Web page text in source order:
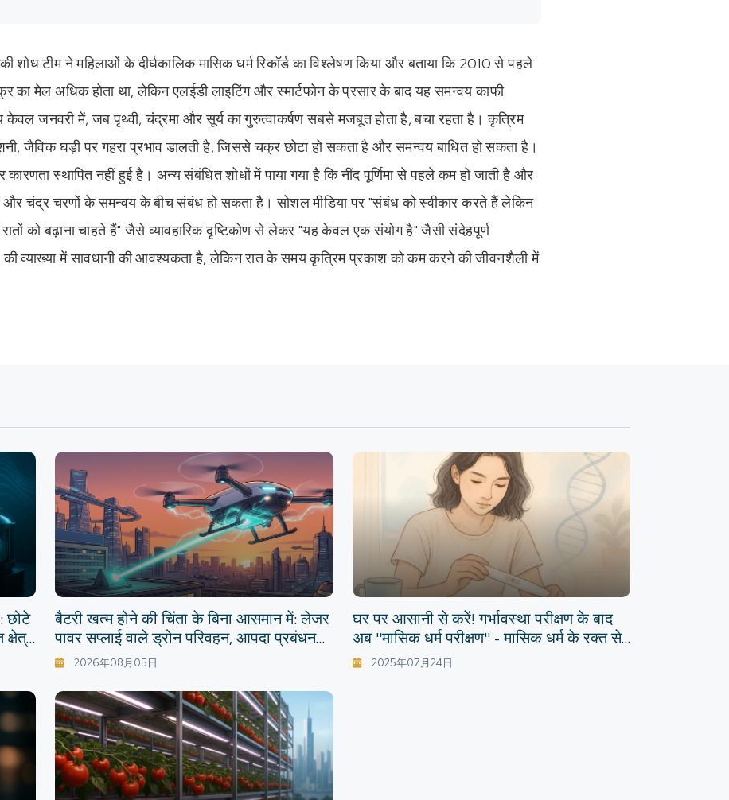
की शोध टीम ने महिलाओं के दीर्घकालिक मासिक धर्म रिकॉर्ड का विश्लेषण किया और बताया कि 2010 से पहले
का मेल अधिक होता था, लेकिन एलईडी लाइटिंग और स्मार्टफोन के प्रसार के बाद यह समन्वय काफी
जनवरी में, जब पृथ्वी, चंद्रमा और सूर्य का गुरुत्वाकर्षण सबसे मजबूत होता है, बचा रहता है। कृत्रिम
जैविक घड़ी पर गहरा प्रभाव डालती है, जिससे चक्र छोटा हो सकता है और समन्वय बाधित हो सकता है।
स्थापित नहीं हुई है। अन्य संबंधित शोधों में पाया गया है कि नींद पूर्णिमा से पहले कम हो जाती है और
और चंद्र चरणों के समन्वय के बीच संबंध हो सकता है। सोशल मीडिया पर "संबंध को स्वीकार करते हैं लेकिन
को बढ़ाना चाहते हैं" जैसे व्यावहारिक दृष्टिकोण से लेकर "यह केवल एक संयोग है" जैसी संदेहपूर्ण
की व्याख्या में सावधानी की आवश्यकता है, लेकिन रात के समय कृत्रिम प्रकाश को कम करने की जीवनशैली में
छोटे
बैटरी खत्म होने की चिंता के बिना आसमान में: लेजर
पावर सप्लाई वाले ड्रोन परिवहन, आपदा प्रबंधन
और सुरक्षा को बदल रहे हैं।
2026年08月05日
घर पर आसानी से करें! गर्भावस्था परीक्षण के बाद
अब "मासिक धर्म परीक्षण" - मासिक धर्म के रक्त से
एंडोमेट्रियोसिस का पता लगाने की अगली पीढ़ी की
2025年07月24日